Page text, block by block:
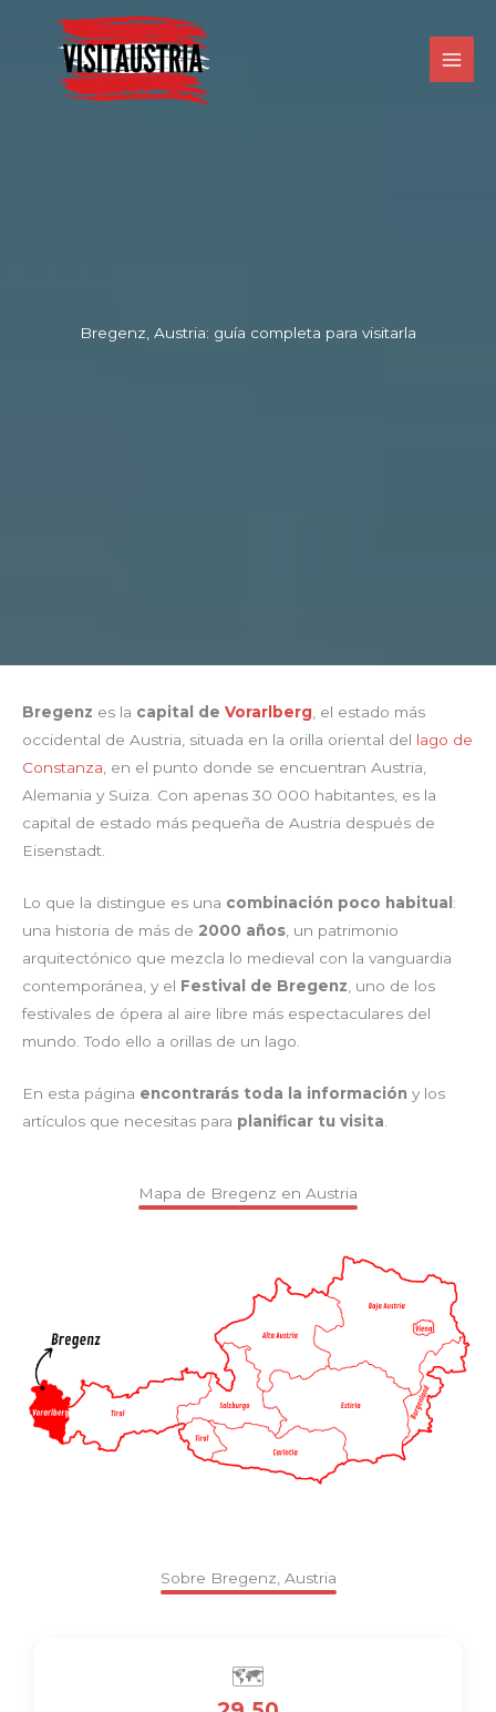
contenido
Bregenz, Austria: guía completa para visitarla
Bregenz es la capital de Vorarlberg , el estado más
occidental de Austria, situada en la orilla oriental del lago de
Constanza , en el punto donde se encuentran Austria,
Alemania y Suiza. Con apenas 30 000 habitantes, es la
capital de estado más pequeña de Austria después de
Eisenstadt.
Lo que la distingue es una combinación poco habitual :
una historia de más de 2000 años , un patrimonio
arquitectónico que mezcla lo medieval con la vanguardia
contemporánea, y el Festival de Bregenz , uno de los
festivales de ópera al aire libre más espectaculares del
mundo. Todo ello a orillas de un lago.
En esta página encontrarás toda la información y los
artículos que necesitas para planificar tu visita
Mapa de Bregenz en Austria
Sobre Bregenz, Austria
🗺️